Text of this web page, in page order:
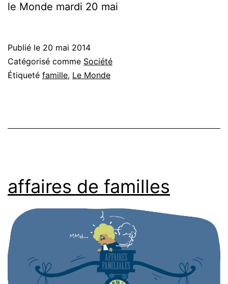
le Monde mardi 20 mai
Publié le 20 mai 2014
Catégorisé comme Société
Étiqueté famille, Le Monde
affaires de familles